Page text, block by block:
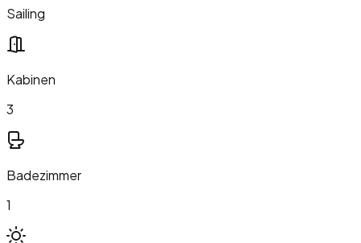
Sailing
Kabinen
3
Badezimmer
1